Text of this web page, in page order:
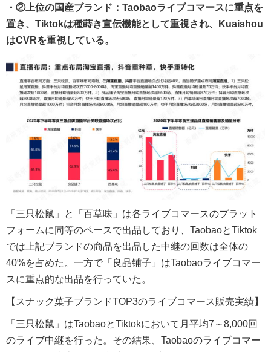
・②上位の国産ブランド：Taobaoライブコマースに重点を
置き、Tiktokは種蒔き宣伝機能として重視され、Kuaishou
はCVRを重視している。
「三只松鼠」と「百草味」は各ライブコマースのプラット
フォームに同等のペースで出品しており、TaobaoとTiktok
では上記ブランドの商品を出品した中継の回数は全体の
40%を占めた。一方で「良品铺子」はTaobaoライブコマー
スに重点的な出品を行っていた。
【スナック菓子ブランドTOP3のライブコマース販売実績】
「三只松鼠」はTaobaoとTiktokにおいて月平均7～8,000回
のライブ中継を行った。その結果、Taobaoのライブコマー